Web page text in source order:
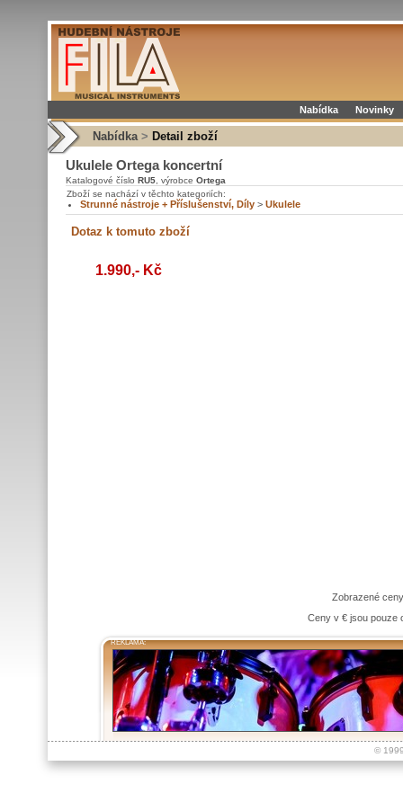
Nabídka Novinky
Nabídka > Detail zboží
Ukulele Ortega koncertní
Katalogové číslo RU5 , výrobce Ortega
Zboží se nachází v těchto kategoriích:
Strunné nástroje + Příslušenství, Díly > Ukulele
1.990,- Kč
Zobrazené
Ceny v € jsou pouze
REKLAMA:
©